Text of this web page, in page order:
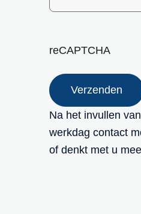
reCAPTCHA
Na het invullen
werkdag contact
of denkt met u